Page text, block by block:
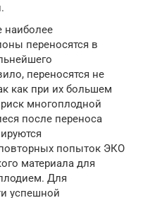
наиболее
переносятся в
переносятся не
как при их большем
многоплодной
после переноса
попыток ЭКО
материала для
Для
успешной